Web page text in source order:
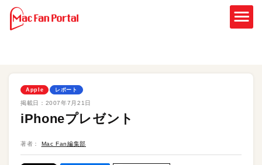
Apple レポート
掲載日： 2007年7月21日
iPhoneプレゼント
著者： Mac Fan編集部